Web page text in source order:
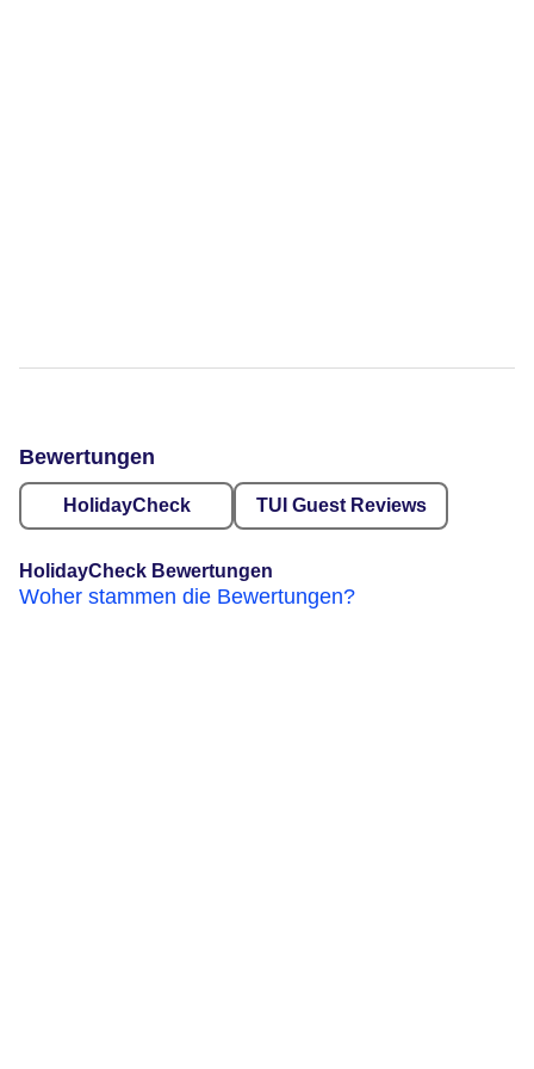
Bewertungen
HolidayCheck TUI Guest Reviews
HolidayCheck Bewertungen
Woher stammen die Bewertungen?